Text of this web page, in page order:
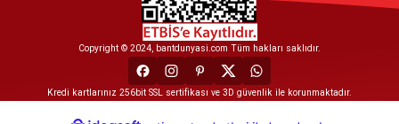
Copyright © 2024, bantdunyasi.com Tüm hakları saklıdır.
Kredi kartlarınız 256bit SSL sertifikası ve 3D güvenlik ile korunmaktadır.